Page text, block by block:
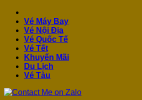
Vé Máy Bay
Vé Nội Địa
Vé Quốc Tế
Vé Tết
Khuyến Mãi
Du Lịch
Vé Tàu